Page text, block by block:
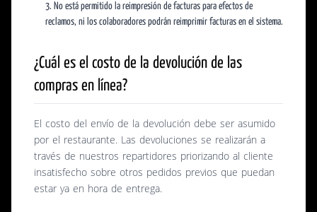
No está permitido la reimpresión de facturas para efectos de
reclamos, ni los colaboradores podrán reimprimir facturas en el sistema.
¿Cuál es el costo de la devolución de las
compras en línea?
El costo del envío de la devolución debe ser asumido
por el restaurante. Las devoluciones se realizarán a
través de nuestros repartidores priorizando al cliente
insatisfecho sobre otros pedidos previos que puedan
estar ya en hora de entrega.